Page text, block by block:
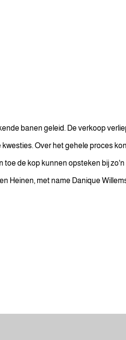
banen geleid. De verkoop
Over het gehele proces
toe de kop kunnen opsteken bij
Heinen, met name Danique